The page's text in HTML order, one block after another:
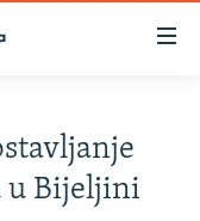
u Bijeljini